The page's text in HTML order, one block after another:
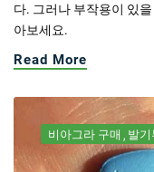
다. 그러나 부작용이 있
아보세요.
Read More
비아그라 구매 발기